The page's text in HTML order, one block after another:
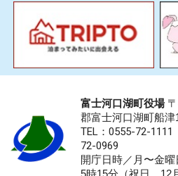
富士河口湖町役場〒
郡富士河口湖町船津
TEL：0555-72-1111
72-0969
開庁日時／月〜金
5時15分（祝日、12